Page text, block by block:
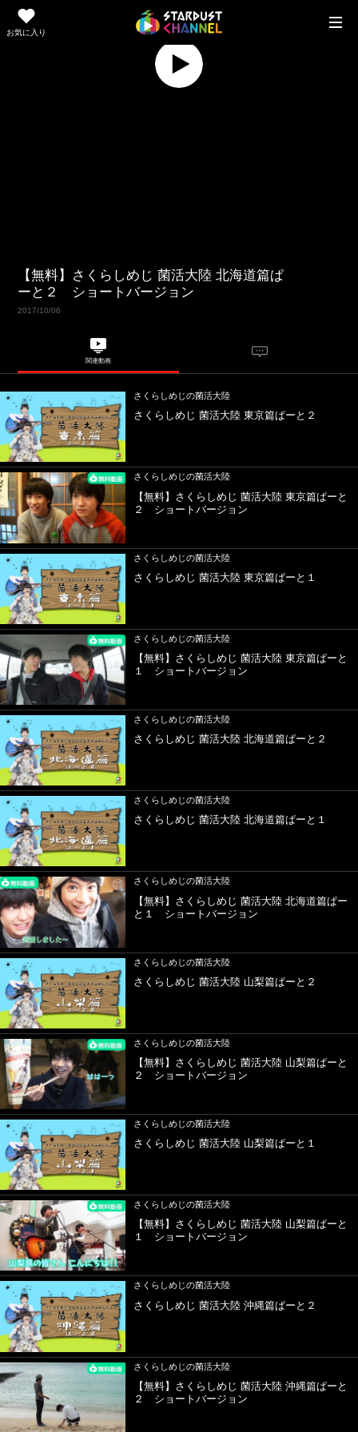
お気に入り
Replay
Play
【無料】さくらしめじ 菌活大陸 北海道篇ぱ
ーと２ ショートバージョン
2017/10/06
関連動画
さくらしめじの菌活大陸
さくらしめじ 菌活大陸 東京篇ぱーと２
さくらしめじの菌活大陸
【無料】さくらしめじ 菌活大陸 東京篇ぱーと
２ ショートバージョン
さくらしめじの菌活大陸
さくらしめじ 菌活大陸 東京篇ぱーと１
さくらしめじの菌活大陸
【無料】さくらしめじ 菌活大陸 東京篇ぱーと
１ ショートバージョン
さくらしめじの菌活大陸
さくらしめじ 菌活大陸 北海道篇ぱーと２
さくらしめじの菌活大陸
さくらしめじ 菌活大陸 北海道篇ぱーと１
さくらしめじの菌活大陸
【無料】さくらしめじ 菌活大陸 北海道篇ぱー
と１ ショートバージョン
さくらしめじの菌活大陸
さくらしめじ 菌活大陸 山梨篇ぱーと２
さくらしめじの菌活大陸
【無料】さくらしめじ 菌活大陸 山梨篇ぱーと
２ ショートバージョン
さくらしめじの菌活大陸
さくらしめじ 菌活大陸 山梨篇ぱーと１
さくらしめじの菌活大陸
【無料】さくらしめじ 菌活大陸 山梨篇ぱーと
１ ショートバージョン
さくらしめじの菌活大陸
さくらしめじ 菌活大陸 沖縄篇ぱーと２
さくらしめじの菌活大陸
【無料】さくらしめじ 菌活大陸 沖縄篇ぱーと
２ ショートバージョン